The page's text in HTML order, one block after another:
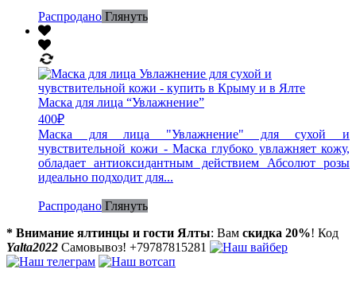
Распродано Глянуть
Маска для лица “Увлажнение”
400₽
Маска для лица "Увлажнение" для сухой и
чувствительной кожи - Маска глубоко увлажняет кожу,
обладает антиоксидантным действием Абсолют розы
идеально подходит для...
Распродано Глянуть
* Внимание ялтинцы и гости Ялты: Вам скидка 20%! Код
Yalta2022 Самовывоз! +79787815281